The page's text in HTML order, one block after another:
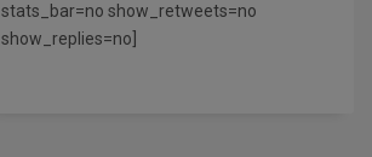
stats_bar=no show_retweets=no
show_replies=no]